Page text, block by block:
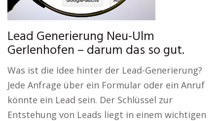
Lead Generierung Neu-Ulm
Gerlenhofen – darum das so gut.
Was ist die Idee hinter der Lead-Generierung?
Jede Anfrage über ein Formular oder ein Anruf
könnte ein Lead sein. Der Schlüssel zur
Entstehung von Leads liegt in einem wichtigen